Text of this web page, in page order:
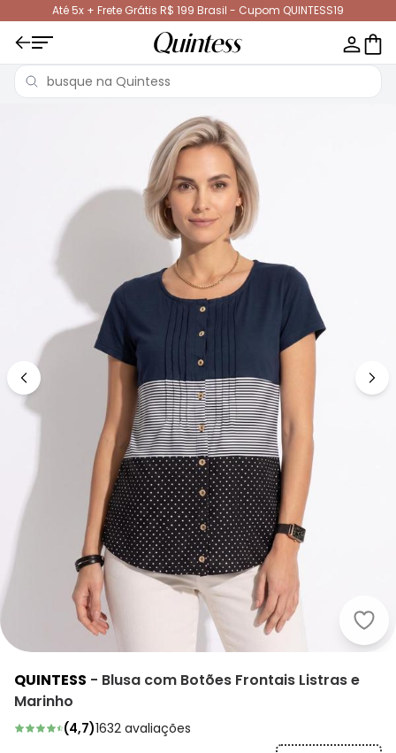
Até 5x + Frete Grátis R$ 199 Brasil - Cupom QUINTESS19
QUINTESS - Blusa com Botões Frontais Listras e
Marinho
(4,7)1632 avaliações